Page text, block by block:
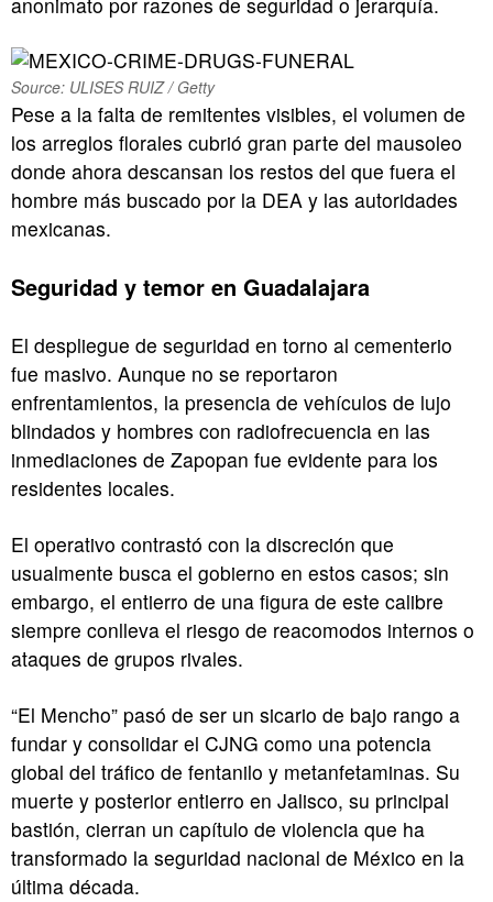
Source: ULISES RUIZ / Getty
Pese a la falta de remitentes visibles, el volumen de
los arreglos florales cubrió gran parte del mausoleo
donde ahora descansan los restos del que fuera el
hombre más buscado por la DEA y las autoridades
mexicanas.
Seguridad y temor en Guadalajara
El despliegue de seguridad en torno al cementerio
fue masivo. Aunque no se reportaron
enfrentamientos, la presencia de vehículos de lujo
blindados y hombres con radiofrecuencia en las
inmediaciones de Zapopan fue evidente para los
residentes locales.
El operativo contrastó con la discreción que
usualmente busca el gobierno en estos casos; sin
embargo, el entierro de una figura de este calibre
siempre conlleva el riesgo de reacomodos internos o
ataques de grupos rivales.
“El Mencho” pasó de ser un sicario de bajo rango a
fundar y consolidar el CJNG como una potencia
global del tráfico de fentanilo y metanfetaminas. Su
muerte y posterior entierro en Jalisco, su principal
bastión, cierran un capítulo de violencia que ha
transformado la seguridad nacional de México en la
última década.